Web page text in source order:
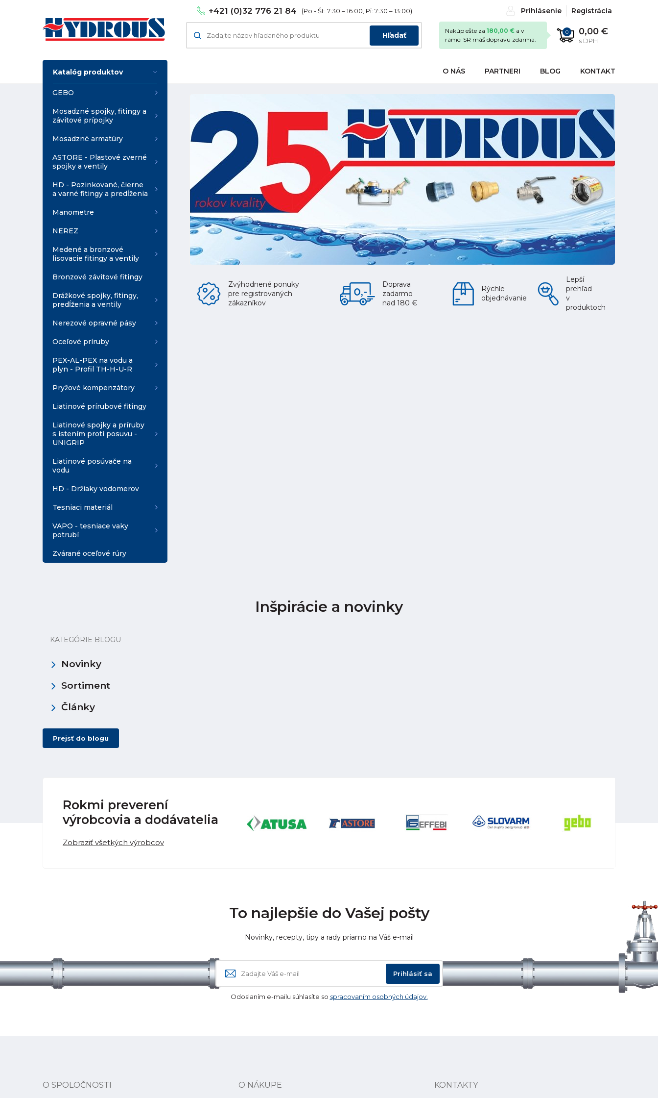
+421 (0)32 776 21 84 (Po - Št: 7:30 – 16:00, Pi: 7:30 – 13:00) Prihlásenie Registrácia
Hľadať 0 0,00 €
s DPH
Nakúp ešte za 180,00 € a v
rámci SR máš dopravu zdarma.
O NÁS PARTNERI BLOG KONTAKT
Katalóg produktov
GEBO
Mosadzné spojky, fitingy a
závitové prípojky
Mosadzné armatúry
ASTORE - Plastové zverné
spojky a ventily
HD - Pozinkované, čierne
a varné fitingy a predĺženia
Manometre
NEREZ
Medené a bronzové
lisovacie fitingy a ventily
Bronzové závitové fitingy
Drážkové spojky, fitingy,
predĺženia a ventily
Nerezové opravné pásy
Oceľové príruby
PEX-AL-PEX na vodu a
plyn - Profil TH-H-U-R
Pryžové kompenzátory
Liatinové prírubové fitingy
Liatinové spojky a príruby
s istením proti posuvu -
UNIGRIP
Liatinové posúvače na
vodu
HD - Držiaky vodomerov
Tesniaci materiál
VAPO - tesniace vaky
potrubí
Zvárané oceľové rúry
Zvýhodnené ponuky
pre registrovaných
zákazníkov
Doprava
zadarmo
nad 180 €
Rýchle
objednávanie
Lepší
prehľad
v
produktoch
Inšpirácie a novinky
KATEGÓRIE BLOGU
Novinky
Sortiment
Články
Prejsť do blogu
Rokmi preverení
výrobcovia a dodávatelia
Zobraziť všetkých výrobcov
To najlepšie do Vašej pošty
Novinky, recepty, tipy a rady priamo na Váš e-mail
Prihlásiť sa
Odoslaním e-mailu súhlasíte so spracovaním osobných údajov.
O SPOLOČNOSTI O NÁKUPE KONTAKTY